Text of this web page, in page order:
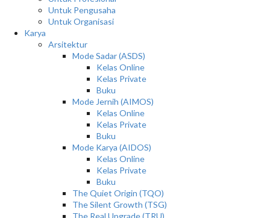
Untuk Pengusaha
Untuk Organisasi
Karya
Arsitektur
Mode Sadar (ASDS)
Kelas Online
Kelas Private
Buku
Mode Jernih (AIMOS)
Kelas Online
Kelas Private
Buku
Mode Karya (AIDOS)
Kelas Online
Kelas Private
Buku
The Quiet Origin (TQO)
The Silent Growth (TSG)